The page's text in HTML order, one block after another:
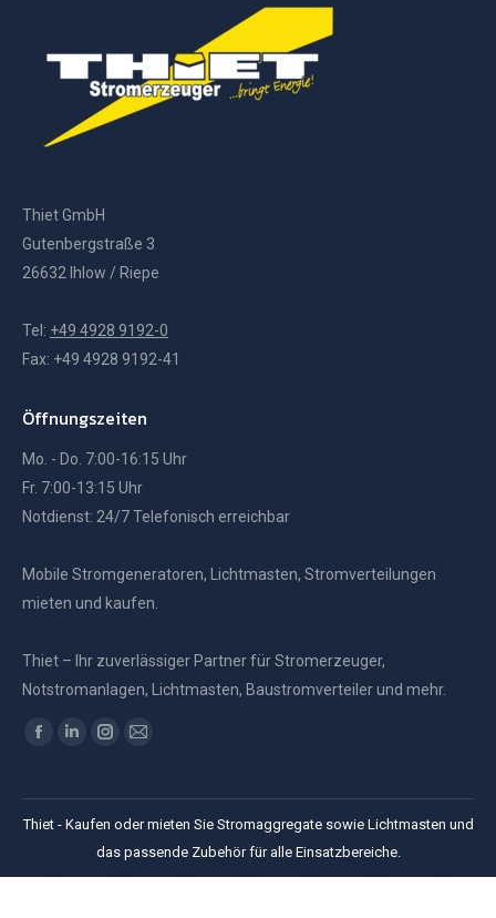
Thiet GmbH
Gutenbergstraße 3
26632 Ihlow / Riepe
Tel: +49 4928 9192-0
Fax: +49 4928 9192-41
Öffnungszeiten
Mo. - Do. 7:00-16:15 Uhr
Fr. 7:00-13:15 Uhr
Notdienst: 24/7 Telefonisch erreichbar
Mobile Stromgeneratoren, Lichtmasten, Stromverteilungen
mieten und kaufen.
Thiet – Ihr zuverlässiger Partner für Stromerzeuger,
Notstromanlagen, Lichtmasten, Baustromverteiler und mehr.
Finden Sie uns auf:
Facebook
opens
in
Linkedin
opens
in
new
Instagram
opens
in
new
E-
page
opens
in
Thiet - Kaufen oder mieten Sie Stromaggregate sowie Lichtmasten und
das passende Zubehör für alle Einsatzbereiche.